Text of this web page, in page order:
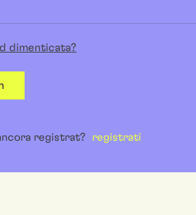
dimenticata?
registrat? registrati